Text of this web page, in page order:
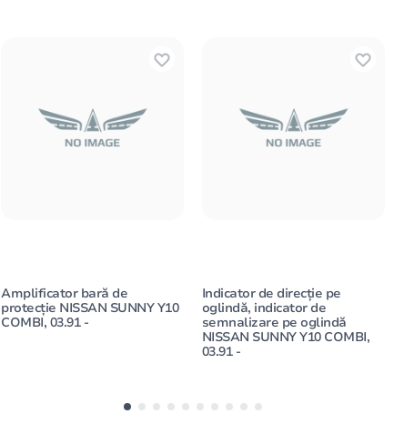
Amplificator bară de
protecție NISSAN SUNNY Y10
COMBI, 03.91 -
Indicator de direcție pe
oglindă, indicator de
semnalizare pe oglindă
NISSAN SUNNY Y10 COMBI,
03.91 -